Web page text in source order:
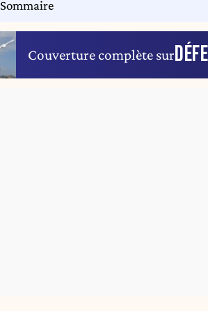
Sommaire
Couverture complète sur